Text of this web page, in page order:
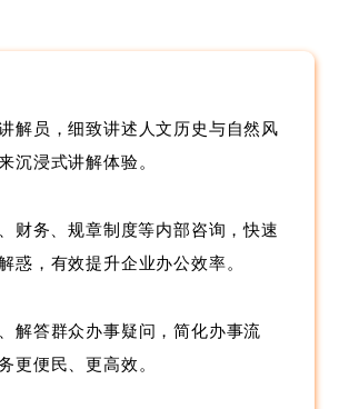
解员，细致讲述人文历史与自然风
沉浸式讲解体验。
财务、规章制度等内部咨询，快速
惑，有效提升企业办公效率。
解答群众办事疑问，简化办事流
更便民、更高效。